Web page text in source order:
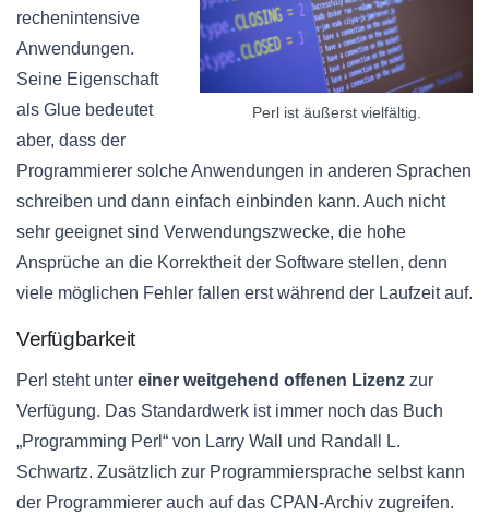
Perl ist äußerst vielfältig.
rechenintensive
Anwendungen.
Seine Eigenschaft
als Glue bedeutet
aber, dass der
Programmierer solche Anwendungen in anderen Sprachen
schreiben und dann einfach einbinden kann. Auch nicht
sehr geeignet sind Verwendungszwecke, die hohe
Ansprüche an die Korrektheit der Software stellen, denn
viele möglichen Fehler fallen erst während der Laufzeit auf.
Verfügbarkeit
Perl steht unter einer weitgehend offenen Lizenz zur
Verfügung. Das Standardwerk ist immer noch das Buch
„Programming Perl“ von Larry Wall und Randall L.
Schwartz. Zusätzlich zur Programmiersprache selbst kann
der Programmierer auch auf das CPAN-Archiv zugreifen.